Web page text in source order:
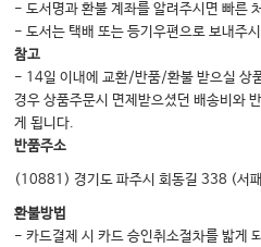
- 도서명과 환불 계좌를 알려주시면 빠른
- 도서는 택배 또는 등기우편으로 보내주
참고
- 14일 이내에 교환/반품/환불 받으실 상
경우 상품주문시 면제받으셨던 배송비와
게 됩니다.
반품주소
(10881) 경기도 파주시 회동길 338 (서
환불방법
- 카드결제 시 카드 승인취소절차를 밟게